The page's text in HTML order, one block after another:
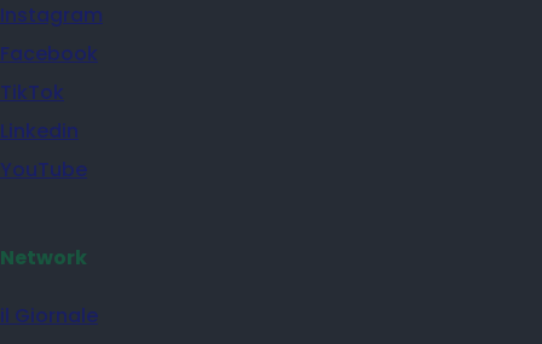
Instagram
Facebook
TikTok
Linkedin
YouTube
Network
il Giornale